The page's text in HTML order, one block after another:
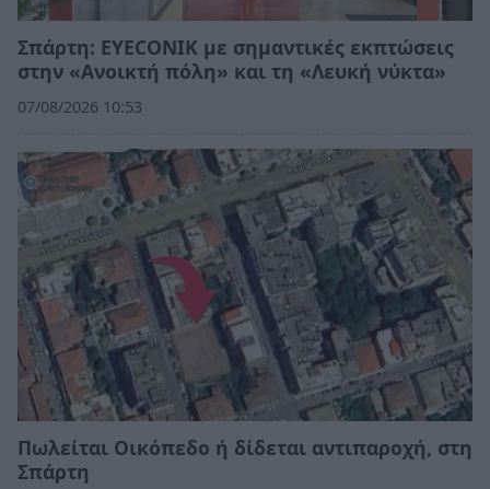
Σπάρτη: EYECONIK με σημαντικές εκπτώσεις
στην «Ανοικτή πόλη» και τη «Λευκή νύκτα»
07/08/2026 10:53
Πωλείται Οικόπεδο ή δίδεται αντιπαροχή, στη
Σπάρτη